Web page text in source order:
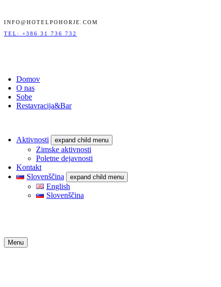
INFO@HOTELPOHORJE.COM
TEL: +386 31 736 732
Domov
O nas
Sobe
Restavracija&Bar
Aktivnosti expand child menu
Zimske aktivnosti
Poletne dejavnosti
Kontakt
Slovenščina
expand child menu
English
Slovenščina
Menu